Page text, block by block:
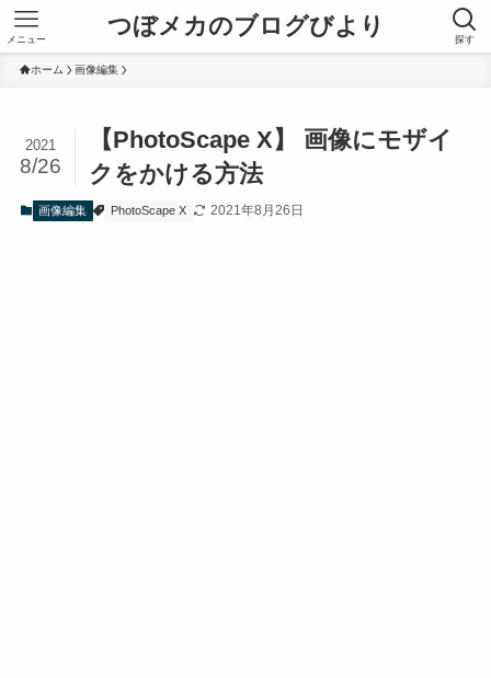
つぼメカのブログびより 探す
メニュー
ホーム 画像編集
【PhotoScape X】 画像にモザイ
クをかける方法
2021
8/26
画像編集 PhotoScape X 2021年8月26日